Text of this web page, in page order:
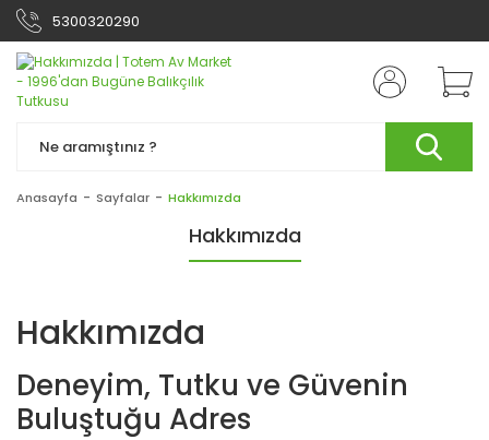
5300320290
Anasayfa Sayfalar Hakkımızda
Hakkımızda
Hakkımızda
Deneyim, Tutku ve Güvenin
Buluştuğu Adres